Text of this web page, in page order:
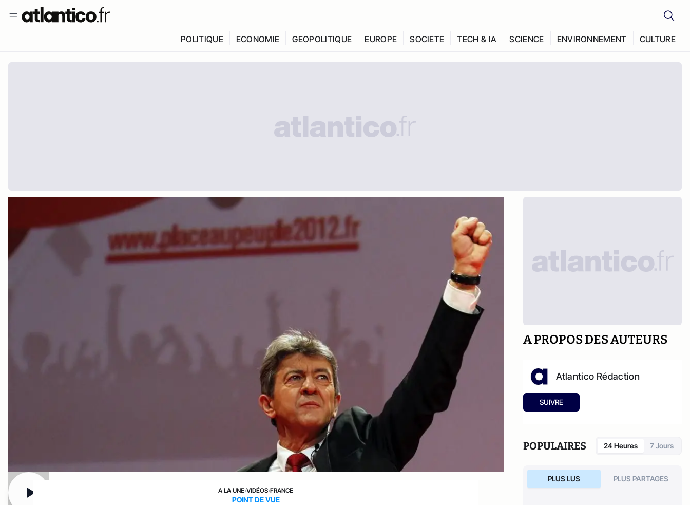
POLITIQUE ECONOMIE GEOPOLITIQUE EUROPE SOCIETE TECH & IA SCIENCE ENVIRONNEMENT CULTURE
A LA UNE›VIDÉOS›FRANCE
POINT DE VUE
A PROPOS DES AUTEURS
Atlantico Rédaction
SUIVRE
POPULAIRES 24 Heures 7 Jours
PLUS LUS PLUS PARTAGES